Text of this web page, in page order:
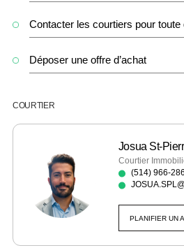
Contacter les courtiers pour toute
Déposer une offre d’achat
COURTIER
Josua St-
Courtier
(514) 966-
PLANIFIER UN